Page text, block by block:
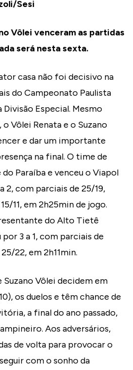
Sesi
Vôlei venceram as partidas
será nesta sexta.
casa não foi decisivo na
do Campeonato Paulista
Divisão Especial. Mesmo
Vôlei Renata e o Suzano
e dar um importante
na final. O time de
Paraíba e venceu o Viapol
2, com parciais de 25/19,
11, em 2h25min de jogo.
do Alto Tietê
por 3 a 1, com parciais de
22, em 2h11min.
Suzano Vôlei decidem em
os duelos e têm chance de
a final do ano passado,
Aos adversários,
de volta para provocar o
com o sonho da